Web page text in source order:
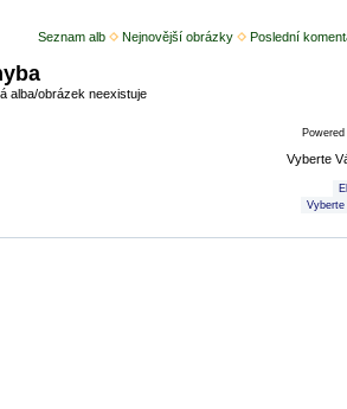
Seznam alb Nejnovější obrázky Poslední
alba/obrázek neexistuje
Vyberte